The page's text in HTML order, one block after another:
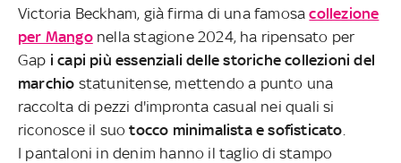
Victoria Beckham, già firma di una famosacollezione
per Mangonella stagione 2024, ha ripensato per
Gap i capi più essenziali delle storiche collezioni del
marchio statunitense, mettendo a punto una
raccolta di pezzi d'impronta casual nei quali si
riconosce il suotocco minimalista e sofisticato
I pantaloni in denim hanno il taglio di stampo